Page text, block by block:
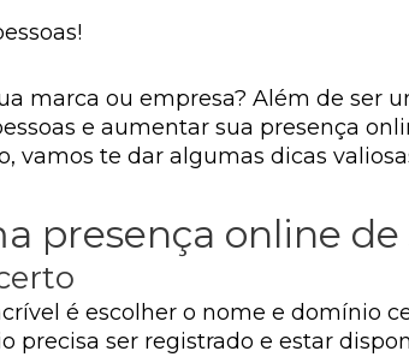
marca ou empresa? Além de ser
e aumentar sua presença
vamos te dar algumas dicas
presença online de
é escolher o nome e domínio
precisa ser registrado e estar